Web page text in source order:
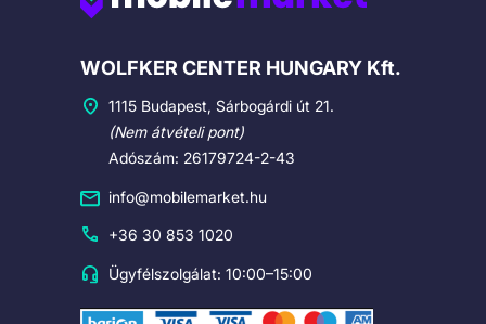
Cégadatok
WOLFKER CENTER HUNGARY Kft.
1115 Budapest, Sárbogárdi út 21.
(Nem átvételi pont)
Adószám: 26179724-2-43
info@mobilemarket.hu
+36 30 853 1020
Ügyfélszolgálat: 10:00–15:00